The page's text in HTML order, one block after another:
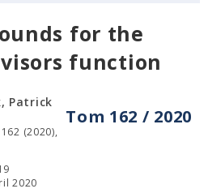
for the
function
Tom 162 / 2020
Patrick
(2020),
2020